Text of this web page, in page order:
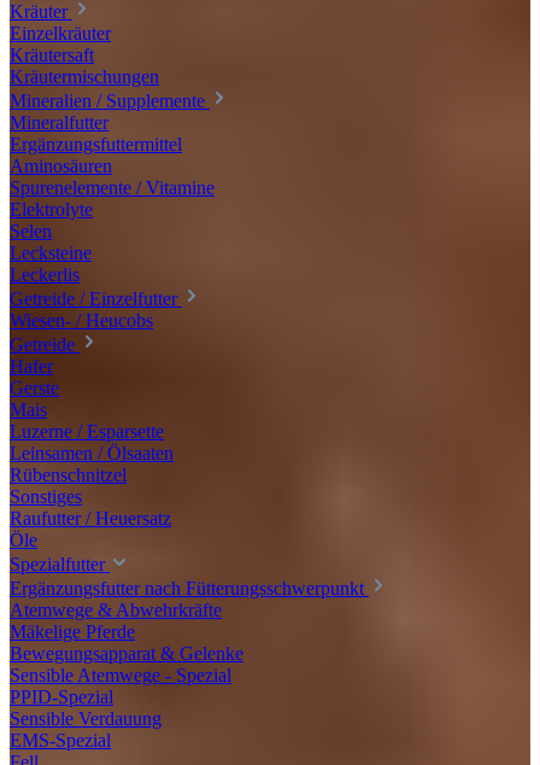
Kräuter
Einzelkräuter
Kräutersaft
Kräutermischungen
Mineralien / Supplemente
Mineralfutter
Ergänzungsfuttermittel
Aminosäuren
Spurenelemente / Vitamine
Elektrolyte
Selen
Lecksteine
Leckerlis
Getreide / Einzelfutter
Wiesen- / Heucobs
Getreide
Hafer
Gerste
Mais
Luzerne / Esparsette
Leinsamen / Ölsaaten
Rübenschnitzel
Sonstiges
Raufutter / Heuersatz
Öle
Spezialfutter
Ergänzungsfutter nach Fütterungsschwerpunkt
Atemwege & Abwehrkräfte
Mäkelige Pferde
Bewegungsapparat & Gelenke
Sensible Atemwege - Spezial
PPID-Spezial
Sensible Verdauung
EMS-Spezial